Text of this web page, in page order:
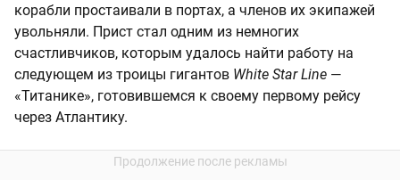
корабли простаивали в портах, а членов их экипажей
увольняли. Прист стал одним из немногих
счастливчиков, которым удалось найти работу на
следующем из троицы гигантов White Star Line —
«Титанике», готовившемся к своему первому рейсу
через Атлантику.